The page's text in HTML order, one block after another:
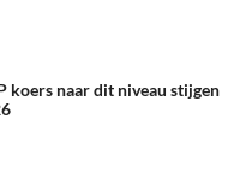
koers naar dit niveau stijgen